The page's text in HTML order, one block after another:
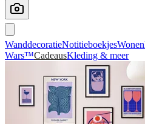
WanddecoratieNotitieboekjesWonen
Wars™CadeausKleding & meer